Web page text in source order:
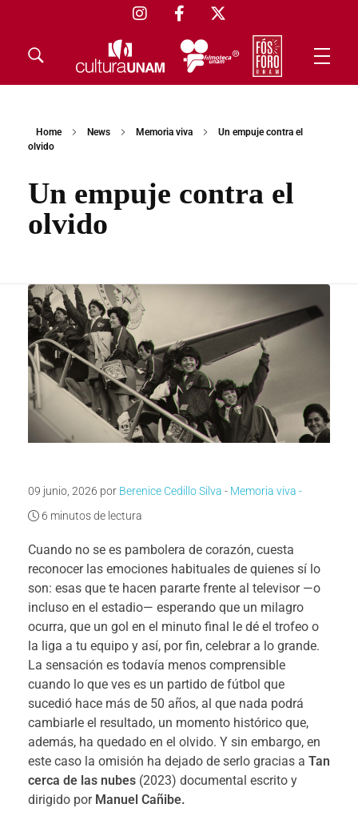
Home News Memoria viva
Un empuje contra el
olvido
Un empuje contra el
olvido
09 junio, 2026 por Berenice Cedillo Silva - Memoria viva -
6 minutos de lectura
Cuando no se es pambolera de corazón, cuesta
reconocer las emociones habituales de quienes sí lo
son: esas que te hacen pararte frente al televisor —o
incluso en el estadio— esperando que un milagro
ocurra, que un gol en el minuto final le dé el trofeo o
la liga a tu equipo y así, por fin, celebrar a lo grande.
La sensación es todavía menos comprensible
cuando lo que ves es un partido de fútbol que
sucedió hace más de 50 años, al que nada podrá
cambiarle el resultado, un momento histórico que,
además, ha quedado en el olvido. Y sin embargo, en
este caso la omisión ha dejado de serlo gracias a Tan
cerca de las nubes (2023) documental escrito y
dirigido por Manuel Cañibe.